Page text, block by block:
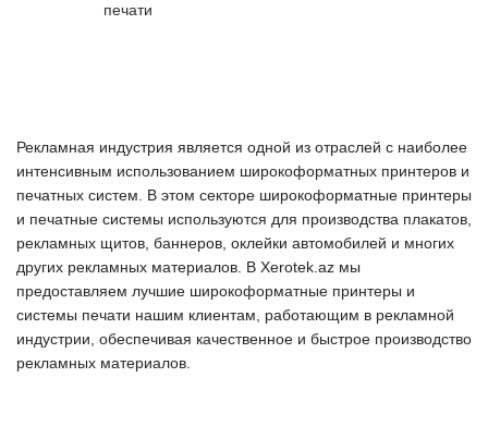
печати
Рекламная индустрия является одной из отраслей с наиболее
интенсивным использованием широкоформатных принтеров и
печатных систем. В этом секторе широкоформатные принтеры
и печатные системы используются для производства плакатов,
рекламных щитов, баннеров, оклейки автомобилей и многих
других рекламных материалов. В Xerotek.az мы
предоставляем лучшие широкоформатные принтеры и
системы печати нашим клиентам, работающим в рекламной
индустрии, обеспечивая качественное и быстрое производство
рекламных материалов.